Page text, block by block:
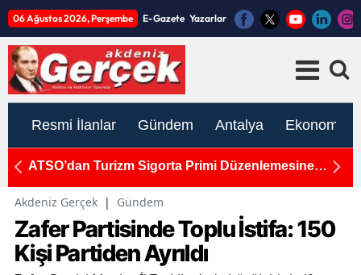
06 Ağustos 2026, Perşembe E-Gazete Yazarlar
Resmi İlanlar Gündem Antalya Ekonomi
ATSO’dan Turizm Sigorta Primi Düzenlemesine
Akdeniz Gerçek | Gündem
Zafer Partisinde Toplu İstifa: 150
Kişi Partiden Ayrıldı